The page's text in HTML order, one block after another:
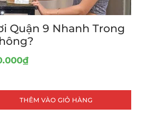
Quận 9 Nhanh Trong
₫
THÊM VÀO GIỎ HÀNG